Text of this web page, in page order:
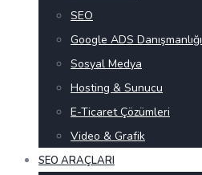
SEO
Google ADS Danışmanlığı
Sosyal Medya
Hosting & Sunucu
E-Ticaret Çözümleri
Video & Grafik
SEO ARAÇLARI